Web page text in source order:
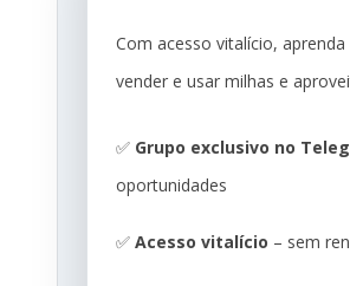
Com acesso vitalício,
vender e usar milhas e
✅ Grupo exclusivo no
oportunidades
✅ Acesso vitalício – sem